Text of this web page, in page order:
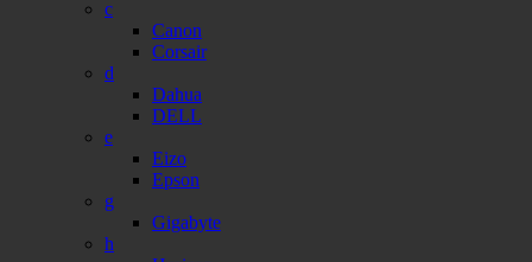
c
Canon
Corsair
d
Dahua
DELL
e
Eizo
Epson
g
Gigabyte
h